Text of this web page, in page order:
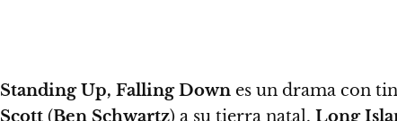
Standing Up, Falling Down es un drama con
Scott (Ben Schwartz) a su tierra natal, Long